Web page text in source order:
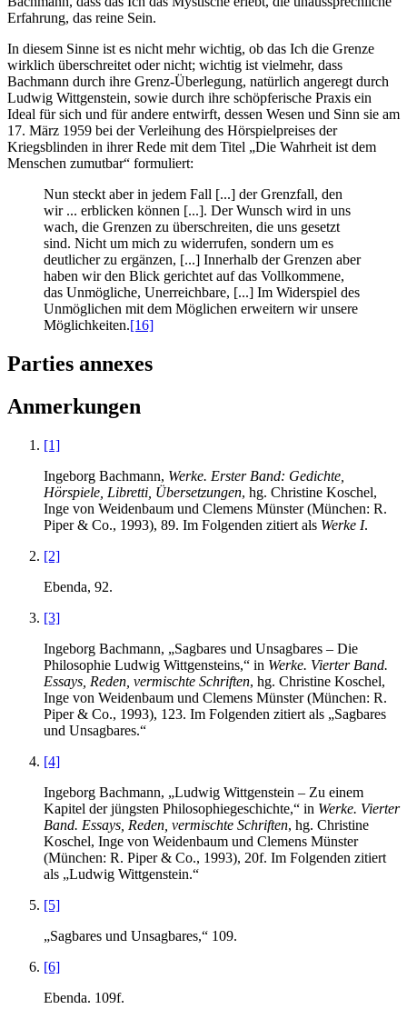
Erfahrung, das reine Sein.
In diesem Sinne ist es nicht mehr wichtig, ob das Ich die Grenze
wirklich überschreitet oder nicht; wichtig ist vielmehr, dass
Bachmann durch ihre Grenz-Überlegung, natürlich angeregt durch
Ludwig Wittgenstein, sowie durch ihre schöpferische Praxis ein
Ideal für sich und für andere entwirft, dessen Wesen und Sinn sie am
17. März 1959 bei der Verleihung des Hörspielpreises der
Kriegsblinden in ihrer Rede mit dem Titel „Die Wahrheit ist dem
Menschen zumutbar“ formuliert:
Nun steckt aber in jedem Fall [...] der Grenzfall, den
wir ... erblicken können [...]. Der Wunsch wird in uns
wach, die Grenzen zu überschreiten, die uns gesetzt
sind. Nicht um mich zu widerrufen, sondern um es
deutlicher zu ergänzen, [...] Innerhalb der Grenzen aber
haben wir den Blick gerichtet auf das Vollkommene,
das Unmögliche, Unerreichbare, [...] Im Widerspiel des
Unmöglichen mit dem Möglichen erweitern wir unsere
Möglichkeiten.[16]
Parties annexes
Anmerkungen
[1]
Ingeborg Bachmann, Werke. Erster Band: Gedichte,
Hörspiele, Libretti, Übersetzungen, hg. Christine Koschel,
Inge von Weidenbaum und Clemens Münster (München: R.
Piper & Co., 1993), 89. Im Folgenden zitiert als Werke I.
[2]
Ebenda, 92.
[3]
Ingeborg Bachmann, „Sagbares und Unsagbares – Die
Philosophie Ludwig Wittgensteins,“ in Werke. Vierter Band.
Essays, Reden, vermischte Schriften, hg. Christine Koschel,
Inge von Weidenbaum und Clemens Münster (München: R.
Piper & Co., 1993), 123. Im Folgenden zitiert als „Sagbares
und Unsagbares.“
[4]
Ingeborg Bachmann, „Ludwig Wittgenstein – Zu einem
Kapitel der jüngsten Philosophiegeschichte,“ in Werke. Vierter
Band. Essays, Reden, vermischte Schriften, hg. Christine
Koschel, Inge von Weidenbaum und Clemens Münster
(München: R. Piper & Co., 1993), 20f. Im Folgenden zitiert
als „Ludwig Wittgenstein.“
[5]
„Sagbares und Unsagbares,“ 109.
[6]
Ebenda. 109f.